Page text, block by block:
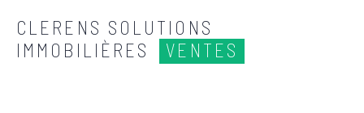
CLERENS SOLUTIONS
IMMOBILIÈRES
VENTES